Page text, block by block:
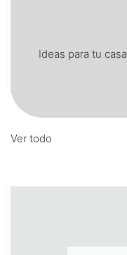
Ideas para tu casa
Ver todo